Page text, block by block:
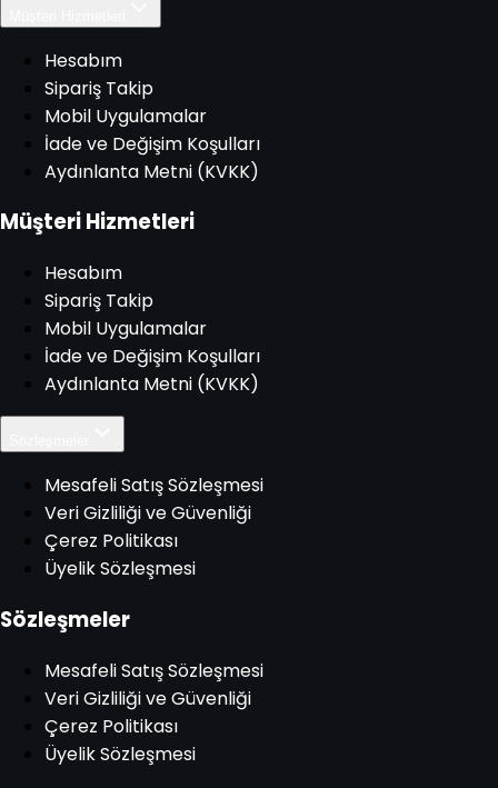
Hesabım
Sipariş Takip
Mobil Uygulamalar
İade ve Değişim Koşulları
Aydınlanta Metni (KVKK)
Müşteri Hizmetleri
Hesabım
Sipariş Takip
Mobil Uygulamalar
İade ve Değişim Koşulları
Aydınlanta Metni (KVKK)
Mesafeli Satış Sözleşmesi
Veri Gizliliği ve Güvenliği
Çerez Politikası
Üyelik Sözleşmesi
Sözleşmeler
Mesafeli Satış Sözleşmesi
Veri Gizliliği ve Güvenliği
Çerez Politikası
Üyelik Sözleşmesi